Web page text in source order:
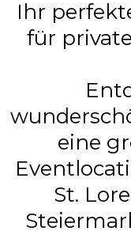
Ihr
für
eine
St.